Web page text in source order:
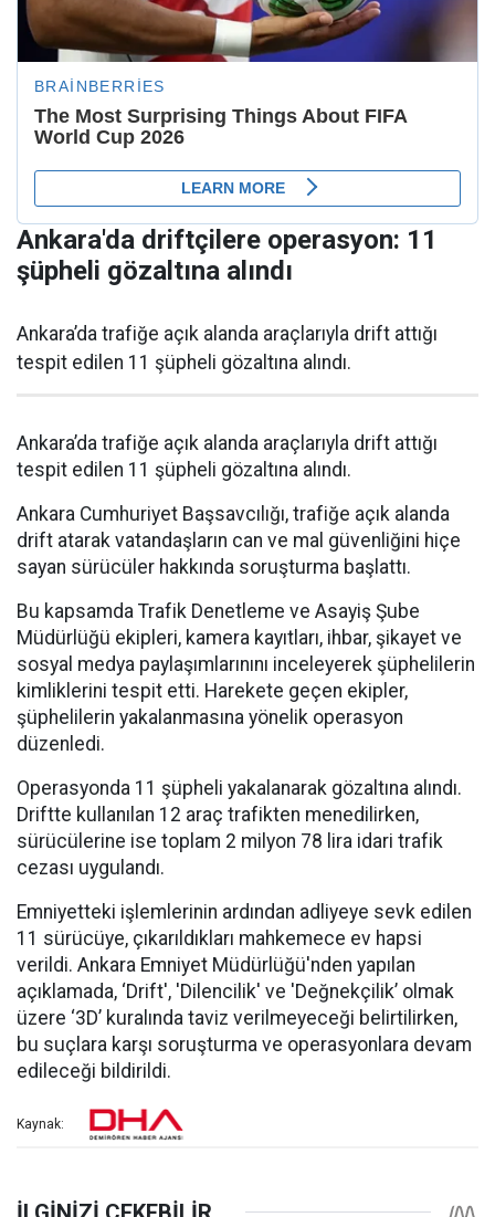
Ankara'da driftçilere operasyon: 11
şüpheli gözaltına alındı
Ankara’da trafiğe açık alanda araçlarıyla drift attığı
tespit edilen 11 şüpheli gözaltına alındı.
Ankara’da trafiğe açık alanda araçlarıyla drift attığı
tespit edilen 11 şüpheli gözaltına alındı.
Ankara Cumhuriyet Başsavcılığı, trafiğe açık alanda
drift atarak vatandaşların can ve mal güvenliğini hiçe
sayan sürücüler hakkında soruşturma başlattı.
Bu kapsamda Trafik Denetleme ve Asayiş Şube
Müdürlüğü ekipleri, kamera kayıtları, ihbar, şikayet ve
sosyal medya paylaşımlarınını inceleyerek şüphelilerin
kimliklerini tespit etti. Harekete geçen ekipler,
şüphelilerin yakalanmasına yönelik operasyon
düzenledi.
Operasyonda 11 şüpheli yakalanarak gözaltına alındı.
Driftte kullanılan 12 araç trafikten menedilirken,
sürücülerine ise toplam 2 milyon 78 lira idari trafik
cezası uygulandı.
Emniyetteki işlemlerinin ardından adliyeye sevk edilen
11 sürücüye, çıkarıldıkları mahkemece ev hapsi
verildi. Ankara Emniyet Müdürlüğü'nden yapılan
açıklamada, ‘Drift', 'Dilencilik' ve 'Değnekçilik’ olmak
üzere ‘3D’ kuralında taviz verilmeyeceği belirtilirken,
bu suçlara karşı soruşturma ve operasyonlara devam
edileceği bildirildi.
Kaynak: